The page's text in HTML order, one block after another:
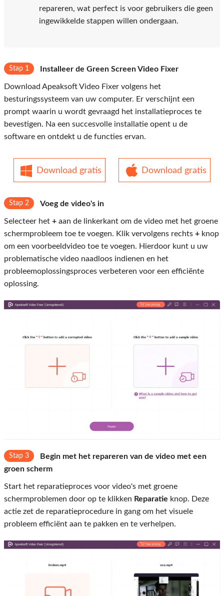
repareren, wat perfect is voor gebruikers die geen
ingewikkelde stappen willen ondergaan.
Stap 1 Installeer de Green Screen Video Fixer
Download Apeaksoft Video Fixer volgens het
besturingssysteem van uw computer. Er verschijnt een
prompt waarin u wordt gevraagd het installatieproces te
bevestigen. Na een succesvolle installatie opent u de
software en ontdekt u de functies ervan.
Download gratis Download gratis
Stap 2 Voeg de video's in
Selecteer het + aan de linkerkant om de video met het groene
schermprobleem toe te voegen. Klik vervolgens rechts + knop
om een ​​voorbeeldvideo toe te voegen. Hierdoor kunt u uw
problematische video naadloos indienen en het
probleemoplossingsproces verbeteren voor een efficiënte
oplossing.
Stap 3
Begin met het repareren van de video met een
groen scherm
Start het reparatieproces voor video's met groene
schermproblemen door op te klikken Reparatie knop. Deze
actie zet de reparatieprocedure in gang om het visuele
probleem efficiënt aan te pakken en te verhelpen.